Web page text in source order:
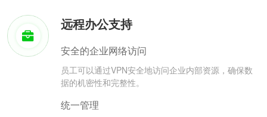
远程办公支持
安全的企业网络访问
员工可以通过VPN安全地访问企业内部资源，确保数
据的机密性和完整性。
统一管理